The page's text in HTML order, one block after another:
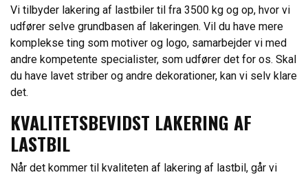
​Vi tilbyder lakering af lastbiler til fra 3500 kg og op, hvor vi
udfører selve grundbasen af lakeringen. Vil du have mere
komplekse ting som motiver og logo, samarbejder vi med
andre kompetente specialister, som udfører det for os. Skal
du have lavet striber og andre dekorationer, kan vi selv klare
det.
​KVALITETSBEVIDST LAKERING AF
LASTBIL
Når det kommer til kvaliteten af lakering af lastbil, går vi